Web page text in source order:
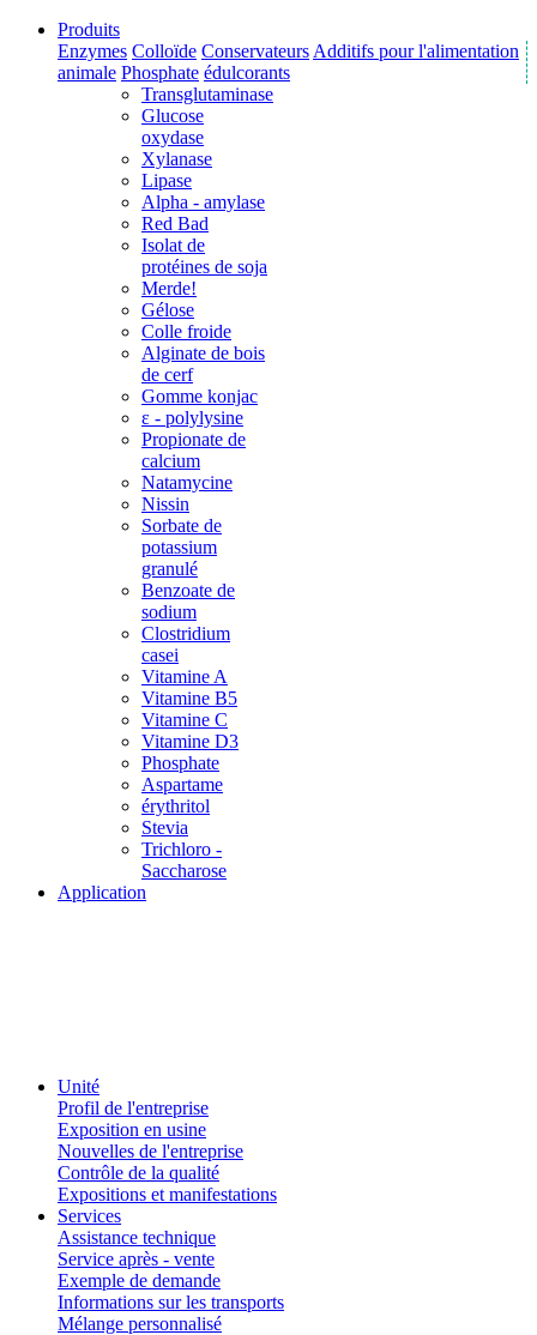
Produits
Enzymes Colloïde Conservateurs Additifs pour l'alimentation
animale Phosphate édulcorants
Transglutaminase
Glucose
oxydase
Xylanase
Lipase
Alpha - amylase
Red Bad
Isolat de
protéines de soja
Merde!
Gélose
Colle froide
Alginate de bois
de cerf
Gomme konjac
ε - polylysine
Propionate de
calcium
Natamycine
Nissin
Sorbate de
potassium
granulé
Benzoate de
sodium
Clostridium
casei
Vitamine A
Vitamine B5
Vitamine C
Vitamine D3
Phosphate
Aspartame
érythritol
Stevia
Trichloro -
Saccharose
Application
Unité
Profil de l'entreprise
Exposition en usine
Nouvelles de l'entreprise
Contrôle de la qualité
Expositions et manifestations
Services
Assistance technique
Service après - vente
Exemple de demande
Informations sur les transports
Mélange personnalisé